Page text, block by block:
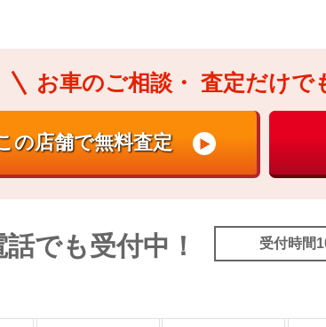
お車のご相談・ 査定だけで
話でも受付中！ 受付時間